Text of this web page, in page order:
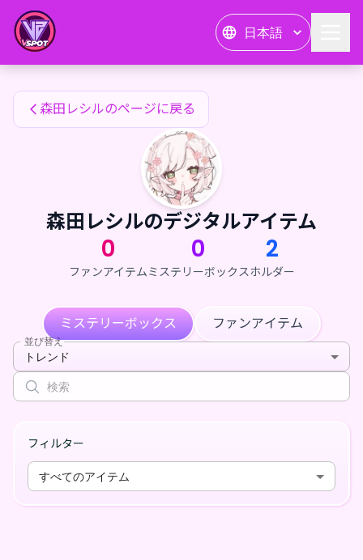
日本語
森田レシルのファンアイテム
森田レシルのページに戻る
森田レシルのデジタルアイテム
0
ファンアイテム
0
ミステリーボックス
2
ホルダー
ミステリーボックス ファンアイテム
並び替え
トレンド
フィルター
すべてのアイテム
森田レシルのファンアイテム — 24karat